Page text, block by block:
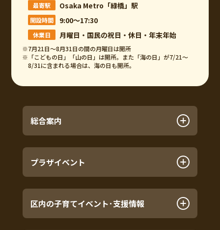
最寄駅 Osaka Metro「緑橋」駅
開設時間 9:00～17:30
休業日 月曜日・国民の祝日・休日・年末年始
※7月21日～8月31日の間の月曜日は開所
※「こどもの日」「山の日」は開所。また「海の日」が7/21～
8/31に含まれる場合は、海の日も開所。
総合案内
プラザイベント
区内の子育てイベント･支援情報